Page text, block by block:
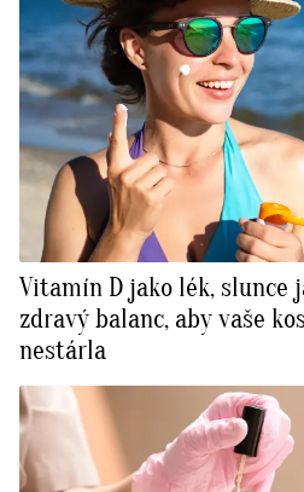
Vitamín D jako lék, slunce
zdravý balanc, aby vaše
nestárla